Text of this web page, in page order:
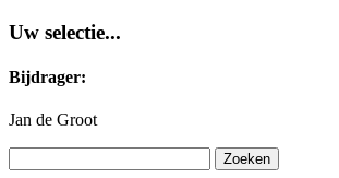
Uw selectie...
Bijdrager:
Jan de Groot